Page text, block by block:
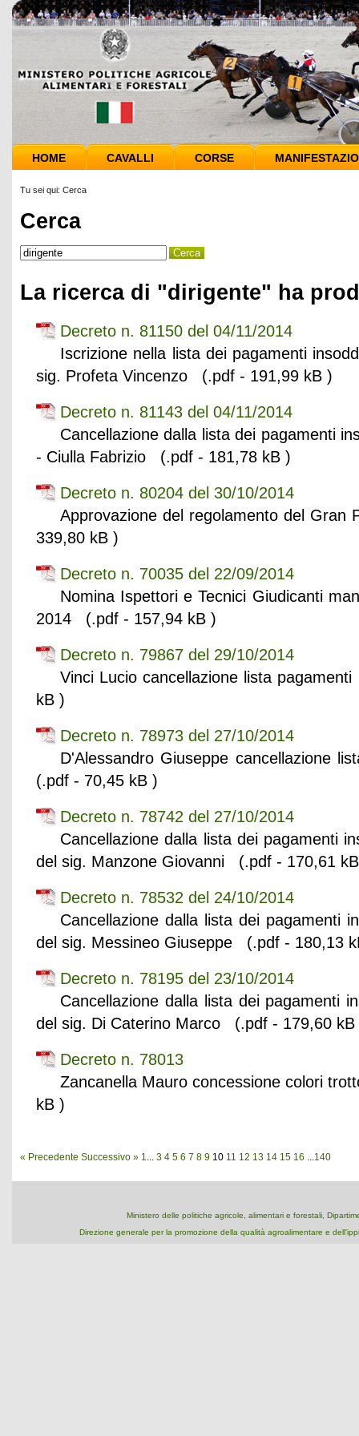
HOME CAVALLI CORSE
Tu sei qui: Cerca
Cerca
La ricerca di "dirigente" ha
Decreto n. 81150 del 04/11/2014
Iscrizione nella lista dei pagamenti
sig. Profeta Vincenzo (.pdf - 191,99 kB )
Decreto n. 81143 del 04/11/2014
Cancellazione dalla lista dei pagamenti
- Ciulla Fabrizio (.pdf - 181,78 kB )
Decreto n. 80204 del 30/10/2014
Approvazione del regolamento del
339,80 kB )
Decreto n. 70035 del 22/09/2014
Nomina Ispettori e Tecnici Giudicanti
2014 (.pdf - 157,94 kB )
Decreto n. 79867 del 29/10/2014
Vinci Lucio cancellazione lista
kB )
Decreto n. 78973 del 27/10/2014
D'Alessandro Giuseppe cancellazione
(.pdf - 70,45 kB )
Decreto n. 78742 del 27/10/2014
Cancellazione dalla lista dei pagamenti
del sig. Manzone Giovanni (.pdf - 170,61
Decreto n. 78532 del 24/10/2014
Cancellazione dalla lista dei pagamenti
del sig. Messineo Giuseppe (.pdf - 180,13
Decreto n. 78195 del 23/10/2014
Cancellazione dalla lista dei pagamenti
del sig. Di Caterino Marco (.pdf - 179,60 kB
Decreto n. 78013
Zancanella Mauro concessione colori
kB )
« Precedente Successivo » 1... 3 4 5 6 7 8 9 10 11 12 13 14 15 16 ...140
Ministero delle politiche agricole, alimentari e forestali,
Direzione generale per la promozione della qualità agroalimentare e